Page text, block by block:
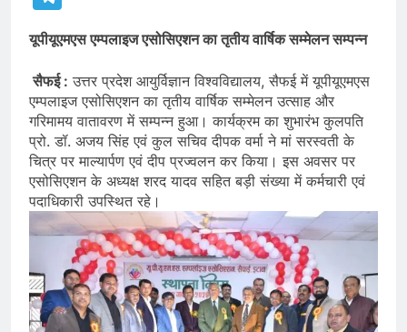
यूपीयूएमएस एम्पलाइज एसोसिएशन का तृतीय वार्षिक सम्मेलन सम्पन्न
सैफई : उत्तर प्रदेश आयुर्विज्ञान विश्वविद्यालय, सैफई में यूपीयूएमएस
एम्पलाइज एसोसिएशन का तृतीय वार्षिक सम्मेलन उत्साह और
गरिमामय वातावरण में सम्पन्न हुआ। कार्यक्रम का शुभारंभ कुलपति
प्रो. डॉ. अजय सिंह एवं कुल सचिव दीपक वर्मा ने मां सरस्वती के
चित्र पर माल्यार्पण एवं दीप प्रज्वलन कर किया। इस अवसर पर
एसोसिएशन के अध्यक्ष शरद यादव सहित बड़ी संख्या में कर्मचारी एवं
पदाधिकारी उपस्थित रहे।